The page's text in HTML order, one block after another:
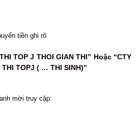
tiền ghi rõ
TOP J THOI GIAN THI” Hoặc “CTY
TOPJ ( … THI SINH)”
mời truy cập: